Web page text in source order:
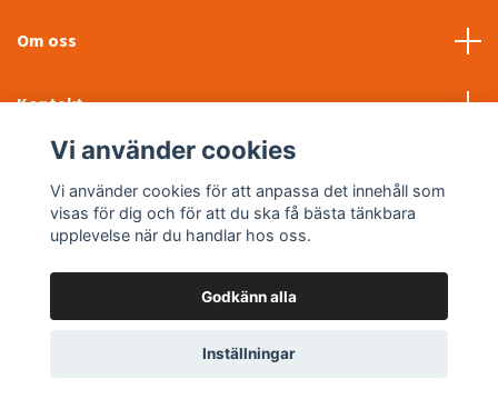
Om oss
Kontakt
Sociala medier
© 2026 WTP Maskin AB
Vi använder cookies
Vi använder cookies för att anpassa det innehåll som
visas för dig och för att du ska få bästa tänkbara
upplevelse när du handlar hos oss.
Godkänn alla
Inställningar